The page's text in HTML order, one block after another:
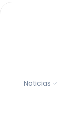
Noticias